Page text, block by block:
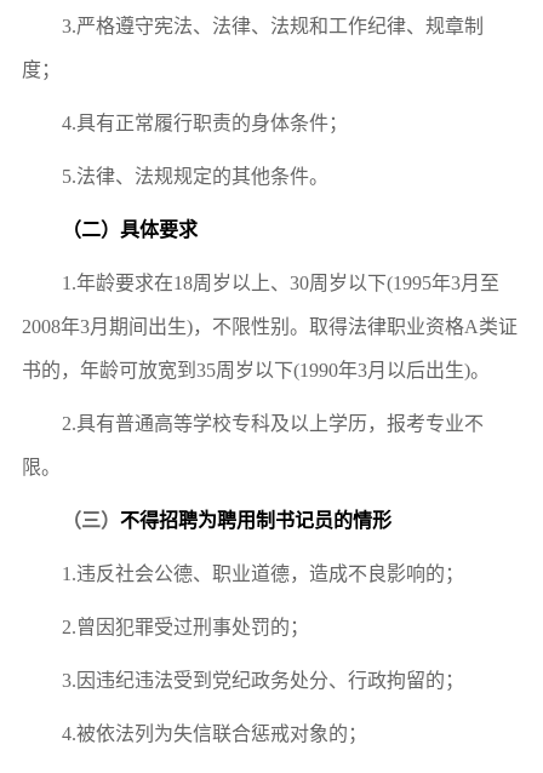
3.严格遵守宪法、法律、法规和工作纪律、规章制
度；
4.具有正常履行职责的身体条件；
5.法律、法规规定的其他条件。
（二）具体要求
1.年龄要求在18周岁以上、30周岁以下(1995年3月至
2008年3月期间出生)， 不限性别 。取得法律职业资格A类证
书的，年龄可放宽到 35周岁以下(1990年3月以后出生)。
2.具有普通高等学校专科及以上学历，报考专业不
限。
（三）不得招聘为聘用制书记员的情形
1.违反社会公德、职业道德，造成不良影响的；
2.曾因犯罪受过刑事处罚的；
3.因违纪违法受到党纪政务处分、行政拘留的；
4.被依法列为失信联合惩戒对象的；